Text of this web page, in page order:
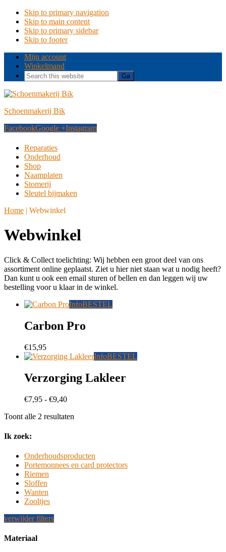
Skip to primary navigation
Skip to main content
Skip to primary sidebar
Skip to footer
Mijn account
Winkelmand
Search
this
website
Schoenmakerij Bik
FacebookGoogle +Instagram
Reparaties
Onderhoud
Shop
Naamplaten
Stomerij
Sleutel bijmaken
Home | Webwinkel
Webwinkel
Click & Collect toelichting: Wij hebben een groot deel van ons
assortiment online geplaatst. Ziet u hier niet staan wat u nodig heeft?
Dan kunt u ook een email sturen of bellen en dan leggen wij uw
bestelling voor u klaar in de winkel.
InfoBESTEL
Carbon Pro
€15,95
InfoBESTEL
Verzorging Lakleer
€7,95 - €9,40Prijsklasse:
tot
Toont alle 2 resultaten
sidebar
Winkel
Kolom
Ik zoek:
Onderhoudsproducten
Portemonnees en card protectors
Riemen
Sloffen
Wanten
Zooltjes
verwijder filters
Materiaal